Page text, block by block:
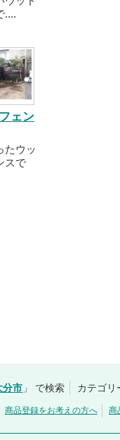
....
ェン
たウッ
スで
分市 」 で検索 カテゴリ
商品登録をお考えの方へ 商